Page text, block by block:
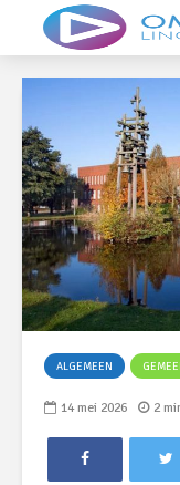
ALGEMEEN
14 mei 2026 2